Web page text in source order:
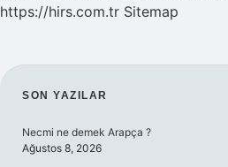
https://hirs.com.tr Sitemap
SIDEBAR
SON YAZILAR
Necmi ne demek Arapça ?
Ağustos 8, 2026